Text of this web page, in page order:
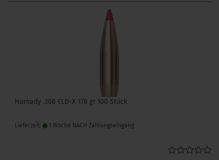
Hornady .308 ELD-X 178 gr 100 Stück
Lieferzeit: 1 Woche NACH Zahlungseingang